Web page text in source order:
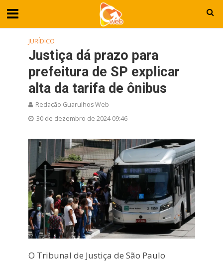
JURÍDICO
Justiça dá prazo para
prefeitura de SP explicar
alta da tarifa de ônibus
Redação Guarulhos Web
30 de dezembro de 2024 09:46
O Tribunal de Justiça de São Paulo